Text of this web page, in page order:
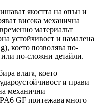
якостта на опън и
висока механична
материалът
устойчивост и намалена
което позволява по-
по-сложни детайли.
влага, което
и прави
механични
GF притежава много